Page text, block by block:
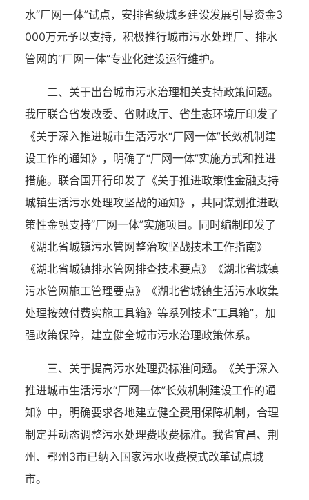
水“厂网一体”试点，安排省级城乡建设发展引导资金3
000万元予以支持，积极推行城市污水处理厂、排水
管网的“厂网一体”专业化建设运行维护。
二、关于出台城市污水治理相关支持政策问题。
我厅联合省发改委、省财政厅、省生态环境厅印发了
《关于深入推进城市生活污水“厂网一体”长效机制建
设工作的通知》 ，明确了“厂网一体”实施方式和推进
措施。联合国开行印发了《关于推进政策性金融支持
城镇生活污水处理攻坚战的通知》，共同谋划推进政
策性金融支持“厂网一体”实施项目。同时编制印发了
《湖北省城镇污水管网整治攻坚战技术工作指南》
《湖北省城镇排水管网排查技术要点》《湖北省城镇
污水管网施工管理要点》《湖北省城镇生活污水收集
处理按效付费实施工具箱》等系列技术“工具箱”，加
强政策保障，建立健全城市污水治理政策体系。
三、关于提高污水处理费标准问题。
《关于深入
推进城市生活污水“厂网一体”长效机制建设工作的通
知》中， 明确要求各地建立健全费用保障机制，合理
制定并动态调整污水处理费收费标准。 我省宜昌、荆
州、鄂州 3市已纳入国家污水收费模式改革试点城
市。